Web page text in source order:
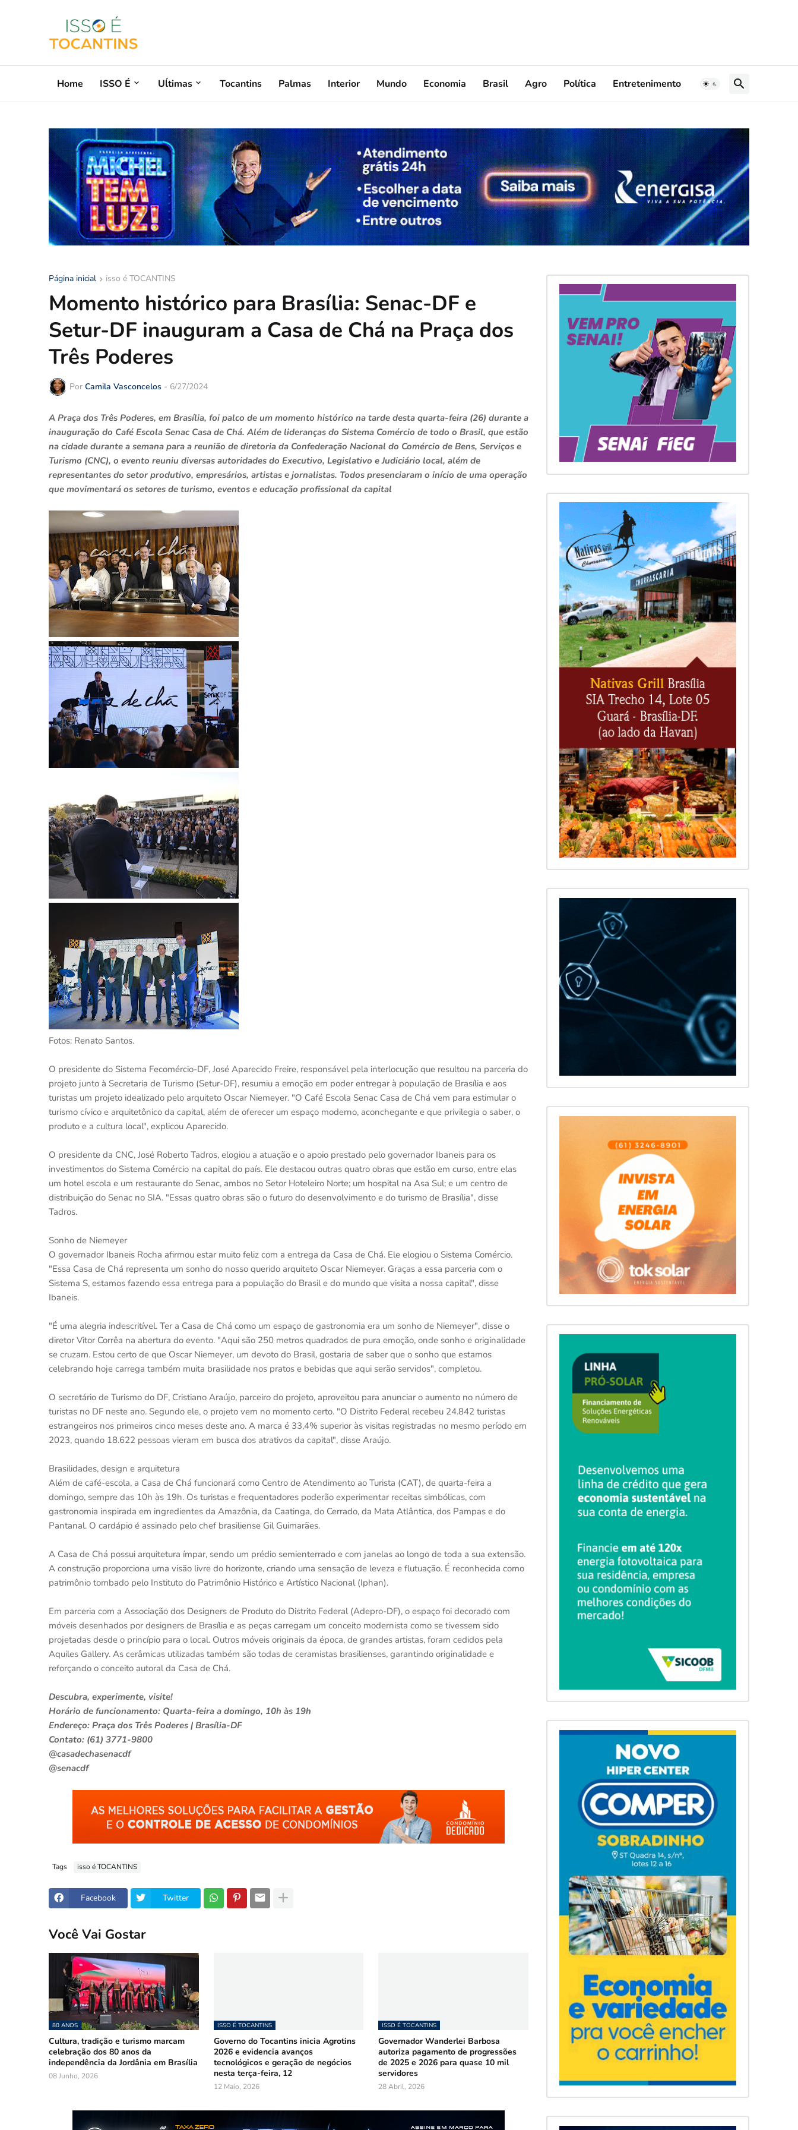
Home ISSO É Uĺtimas Tocantins Palmas Interior Mundo Economia Brasil Agro Política Entretenimento
Página inicial isso é TOCANTINS
Momento histórico para Brasília: Senac-DF e
Setur-DF inauguram a Casa de Chá na Praça dos
Três Poderes
Por Camila Vasconcelos - 6/27/2024
A Praça dos Três Poderes, em Brasília, foi palco de um momento histórico na tarde desta quarta-feira (26) durante a
inauguração do Café Escola Senac Casa de Chá. Além de lideranças do Sistema Comércio de todo o Brasil, que estão
na cidade durante a semana para a reunião de diretoria da Confederação Nacional do Comércio de Bens, Serviços e
Turismo (CNC), o evento reuniu diversas autoridades do Executivo, Legislativo e Judiciário local, além de
representantes do setor produtivo, empresários, artistas e jornalistas. Todos presenciaram o início de uma operação
que movimentará os setores de turismo, eventos e educação profissional da capital
Fotos: Renato Santos.
O presidente do Sistema Fecomércio-DF, José Aparecido Freire, responsável pela interlocução que resultou na parceria do
projeto junto à Secretaria de Turismo (Setur-DF), resumiu a emoção em poder entregar à população de Brasília e aos
turistas um projeto idealizado pelo arquiteto Oscar Niemeyer. "O Café Escola Senac Casa de Chá vem para estimular o
turismo cívico e arquitetônico da capital, além de oferecer um espaço moderno, aconchegante e que privilegia o saber, o
produto e a cultura local", explicou Aparecido.
O presidente da CNC, José Roberto Tadros, elogiou a atuação e o apoio prestado pelo governador Ibaneis para os
investimentos do Sistema Comércio na capital do país. Ele destacou outras quatro obras que estão em curso, entre elas
um hotel escola e um restaurante do Senac, ambos no Setor Hoteleiro Norte; um hospital na Asa Sul; e um centro de
distribuição do Senac no SIA. "Essas quatro obras são o futuro do desenvolvimento e do turismo de Brasília", disse
Tadros.
Sonho de Niemeyer
O governador Ibaneis Rocha afirmou estar muito feliz com a entrega da Casa de Chá. Ele elogiou o Sistema Comércio.
"Essa Casa de Chá representa um sonho do nosso querido arquiteto Oscar Niemeyer. Graças a essa parceria com o
Sistema S, estamos fazendo essa entrega para a população do Brasil e do mundo que visita a nossa capital", disse
Ibaneis.
"É uma alegria indescritível. Ter a Casa de Chá como um espaço de gastronomia era um sonho de Niemeyer", disse o
diretor Vitor Corrêa na abertura do evento. "Aqui são 250 metros quadrados de pura emoção, onde sonho e originalidade
se cruzam. Estou certo de que Oscar Niemeyer, um devoto do Brasil, gostaria de saber que o sonho que estamos
celebrando hoje carrega também muita brasilidade nos pratos e bebidas que aqui serão servidos", completou.
O secretário de Turismo do DF, Cristiano Araújo, parceiro do projeto, aproveitou para anunciar o aumento no número de
turistas no DF neste ano. Segundo ele, o projeto vem no momento certo. "O Distrito Federal recebeu 24.842 turistas
estrangeiros nos primeiros cinco meses deste ano. A marca é 33,4% superior às visitas registradas no mesmo período em
2023, quando 18.622 pessoas vieram em busca dos atrativos da capital", disse Araújo.
Brasilidades, design e arquitetura
Além de café-escola, a Casa de Chá funcionará como Centro de Atendimento ao Turista (CAT), de quarta-feira a
domingo, sempre das 10h às 19h. Os turistas e frequentadores poderão experimentar receitas simbólicas, com
gastronomia inspirada em ingredientes da Amazônia, da Caatinga, do Cerrado, da Mata Atlântica, dos Pampas e do
Pantanal. O cardápio é assinado pelo chef brasiliense Gil Guimarães.
A Casa de Chá possui arquitetura ímpar, sendo um prédio semienterrado e com janelas ao longo de toda a sua extensão.
A construção proporciona uma visão livre do horizonte, criando uma sensação de leveza e flutuação. É reconhecida como
patrimônio tombado pelo Instituto do Patrimônio Histórico e Artístico Nacional (Iphan).
Em parceria com a Associação dos Designers de Produto do Distrito Federal (Adepro-DF), o espaço foi decorado com
móveis desenhados por designers de Brasília e as peças carregam um conceito modernista como se tivessem sido
projetadas desde o princípio para o local. Outros móveis originais da época, de grandes artistas, foram cedidos pela
Aquiles Gallery. As cerâmicas utilizadas também são todas de ceramistas brasilienses, garantindo originalidade e
reforçando o conceito autoral da Casa de Chá.
Descubra, experimente, visite!
Horário de funcionamento: Quarta-feira a domingo, 10h às 19h
Endereço: Praça dos Três Poderes | Brasília-DF
Contato: (61) 3771-9800
@casadechasenacdf
@senacdf
Tags isso é TOCANTINS
Facebook Twitter
Você Vai Gostar
80 ANOS
Cultura, tradição e turismo marcam
celebração dos 80 anos da
independência da Jordânia em Brasília
08 Junho, 2026
ISSO É TOCANTINS
Governo do Tocantins inicia Agrotins
2026 e evidencia avanços
tecnológicos e geração de negócios
nesta terça-feira, 12
12 Maio, 2026
ISSO É TOCANTINS
Governador Wanderlei Barbosa
autoriza pagamento de progressões
de 2025 e 2026 para quase 10 mil
servidores
28 Abril, 2026